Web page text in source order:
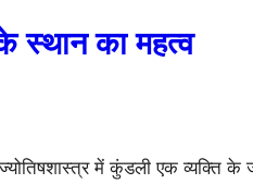
स्थान का महत्व
में कुंडली एक व्यक्ति के